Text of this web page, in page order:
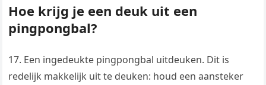
Hoe krijg je een deuk uit een
pingpongbal?
17. Een ingedeukte pingpongbal uitdeuken. Dit is
redelijk makkelijk uit te deuken: houd een aansteker